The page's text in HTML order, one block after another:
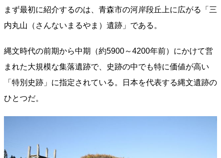
まず最初に紹介するのは、青森市の河岸段丘上に広がる「三
内丸山（さんないまるやま）遺跡」である。
縄文時代の前期から中期（約5900～4200年前）にかけて営
まれた大規模な集落遺跡で、史跡の中でも特に価値が高い
「特別史跡」に指定されている。日本を代表する縄文遺跡の
ひとつだ。